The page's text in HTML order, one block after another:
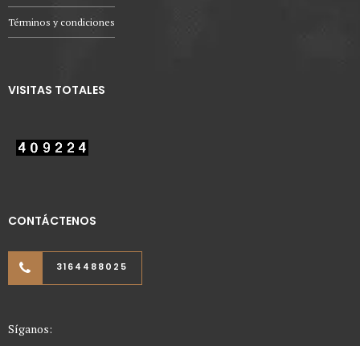
Términos y condiciones
VISITAS TOTALES
CONTÁCTENOS
3164488025
Síganos: